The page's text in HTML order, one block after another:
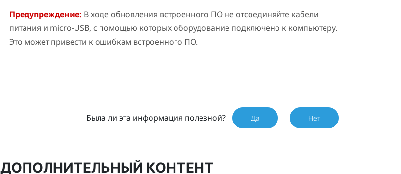
Предупреждение: В ходе обновления встроенного ПО не отсоединяйте кабели
питания и micro-USB, с помощью которых оборудование подключено к компьютеру.
Это может привести к ошибкам встроенного ПО.
Была ли эта информация полезной? Да Нет
ДОПОЛНИТЕЛЬНЫЙ КОНТЕНТ